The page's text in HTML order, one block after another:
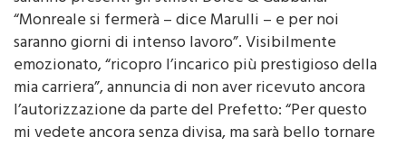
“Monreale si fermerà – dice Marulli – e per noi
saranno giorni di intenso lavoro”. Visibilmente
emozionato, “ricopro l’incarico più prestigioso della
mia carriera”, annuncia di non aver ricevuto ancora
l’autorizzazione da parte del Prefetto: “Per questo
mi vedete ancora senza divisa, ma sarà bello tornare